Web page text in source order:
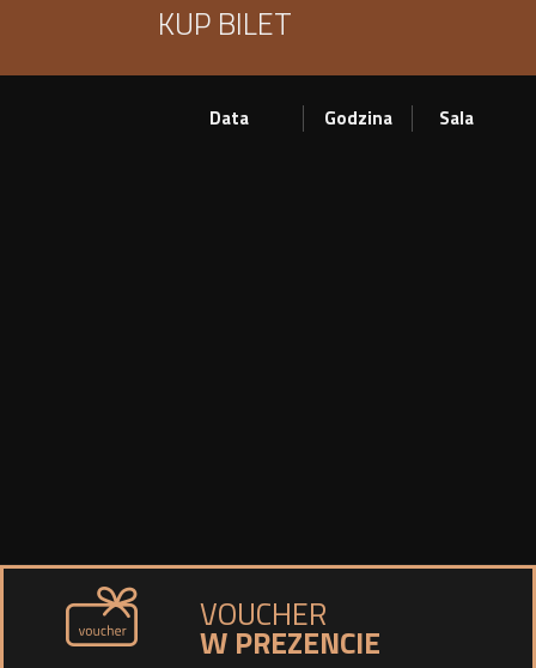
KUP BILET
Data Godzina Sala
VOUCHER
W PREZENCIE